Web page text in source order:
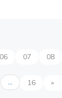
06 07 08
… 16 »